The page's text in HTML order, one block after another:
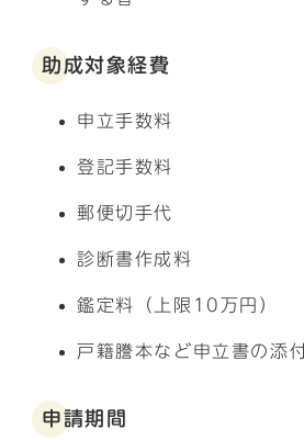
助成対象経費
申立手数料
登記手数料
郵便切手代
診断書作成料
鑑定料（上限10万円）
戸籍謄本など申立書の添
申請期間